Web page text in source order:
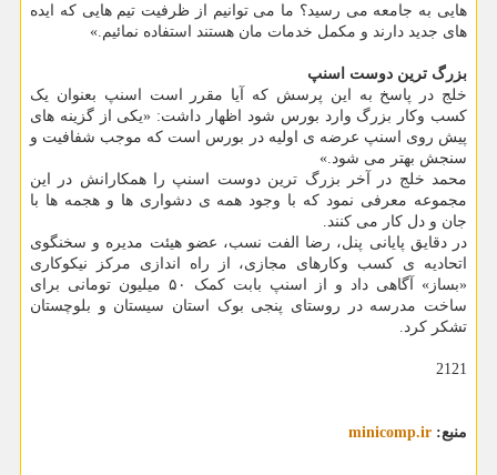
هایی به جامعه می رسید؟ ما می توانیم از ظرفیت تیم هایی که ایده
های جدید دارند و مکمل خدمات مان هستند استفاده نمائیم.»
بزرگ ترین دوست اسنپ
خلج در پاسخ به این پرسش که آیا مقرر است اسنپ بعنوان یک
کسب وکار بزرگ وارد بورس شود اظهار داشت: «یکی از گزینه های
پیش روی اسنپ عرضه ی اولیه در بورس است که موجب شفافیت و
سنجش بهتر می شود.»
محمد خلج در آخر بزرگ ترین دوست اسنپ را همکارانش در این
مجموعه معرفی نمود که با وجود همه ی دشواری ها و هجمه ها با
جان و دل کار می کنند.
در دقایق پایانی پنل، رضا الفت نسب، عضو هیئت مدیره و سخنگوی
اتحادیه ی کسب وکارهای مجازی، از راه اندازی مرکز نیکوکاری
«بساز» آگاهی داد و از اسنپ بابت کمک ۵۰ میلیون تومانی برای
ساخت مدرسه در روستای پنجی بوک استان سیستان و بلوچستان
تشکر کرد.
2121
منبع: minicomp.ir